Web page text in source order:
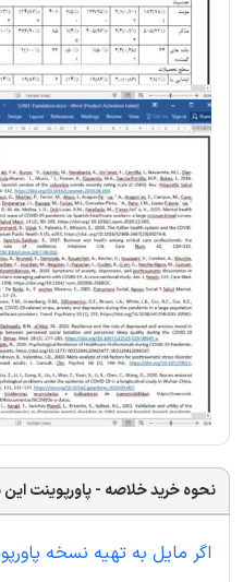
نحوه خرید خلاصه - پاورپوینت این
اگر مایل به تهیه نسخه